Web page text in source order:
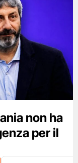
non ha
per il